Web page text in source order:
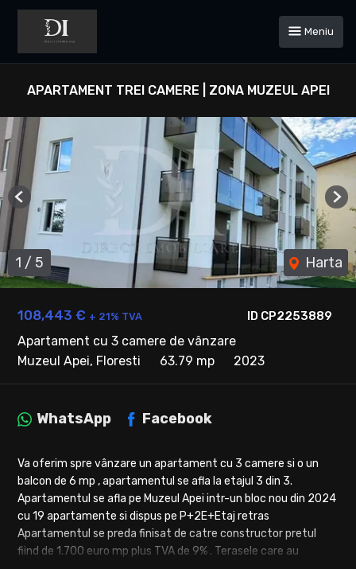
Meniu
APARTAMENT TREI CAMERE | ZONA MUZEUL APEI
ID CP2253889
108,443 € + 21% TVA
Apartament cu 3 camere de vânzare
Muzeul Apei, Floresti
63.79 mp 2023
1 / 5 Harta
Previous
WhatsApp Facebook
Va oferim spre vânzare un apartament cu 3 camere si o un
balcon de 6 mp , apartamentul se afla la etajul 3 din 3.
Apartamentul se afla pe Muzeul Apei intr-un bloc nou din 2024
cu 19 apartamente si dispus pe P+2E+Etaj retras
Apartamentul se preda finisat de catre constructor pretul
fiind de 1.700 euro mp plus TVA de 9% . Terasele care au